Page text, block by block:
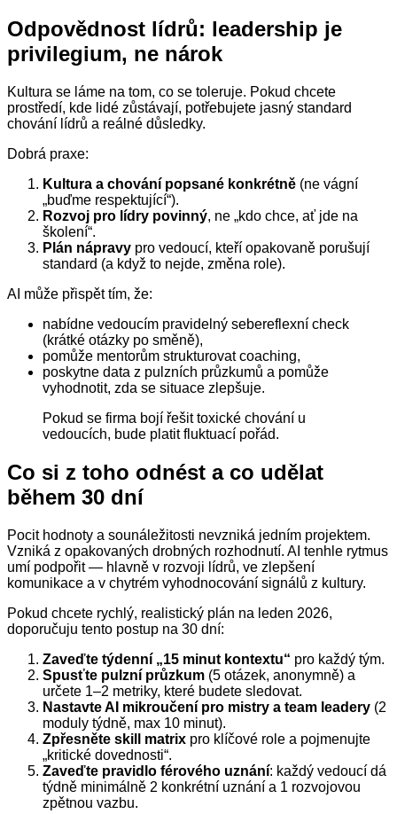
Odpovědnost lídrů: leadership je
privilegium, ne nárok
Kultura se láme na tom, co se toleruje. Pokud chcete
prostředí, kde lidé zůstávají, potřebujete jasný standard
chování lídrů a reálné důsledky.
Dobrá praxe:
Kultura a chování popsané konkrétně (ne vágní
„buďme respektující“).
Rozvoj pro lídry povinný, ne „kdo chce, ať jde na
školení“.
Plán nápravy pro vedoucí, kteří opakovaně porušují
standard (a když to nejde, změna role).
AI může přispět tím, že:
nabídne vedoucím pravidelný sebereflexní check
(krátké otázky po směně),
pomůže mentorům strukturovat coaching,
poskytne data z pulzních průzkumů a pomůže
vyhodnotit, zda se situace zlepšuje.
Pokud se firma bojí řešit toxické chování u
vedoucích, bude platit fluktuací pořád.
Co si z toho odnést a co udělat
během 30 dní
Pocit hodnoty a sounáležitosti nevzniká jedním projektem.
Vzniká z opakovaných drobných rozhodnutí. AI tenhle rytmus
umí podpořit — hlavně v rozvoji lídrů, ve zlepšení
komunikace a v chytrém vyhodnocování signálů z kultury.
Pokud chcete rychlý, realistický plán na leden 2026,
doporučuju tento postup na 30 dní:
Zaveďte týdenní „15 minut kontextu“ pro každý tým.
Spusťte pulzní průzkum (5 otázek, anonymně) a
určete 1–2 metriky, které budete sledovat.
Nastavte AI mikroučení pro mistry a team leadery (2
moduly týdně, max 10 minut).
Zpřesněte skill matrix pro klíčové role a pojmenujte
„kritické dovednosti“.
Zaveďte pravidlo férového uznání: každý vedoucí dá
týdně minimálně 2 konkrétní uznání a 1 rozvojovou
zpětnou vazbu.